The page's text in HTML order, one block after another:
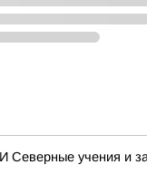
учения и